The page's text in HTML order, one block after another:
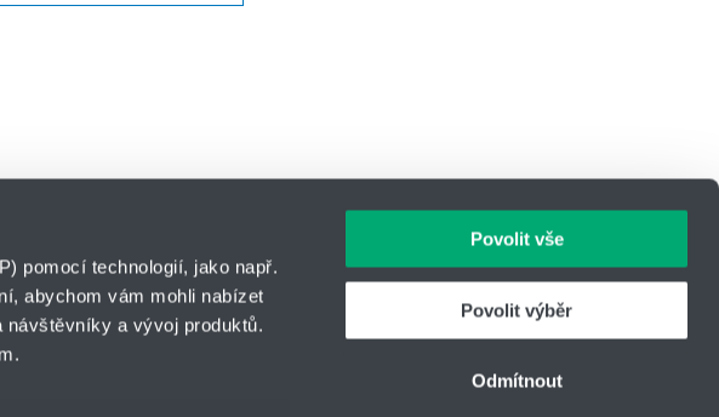
pomocí technologií, jako např.
abychom vám mohli nabízet
návštěvníky a vývoj produktů.
Povolit vše
Povolit výběr
Odmítnout
HYDRO-TECH
s.r.o.
9
IČO: 14869446
+420 416 711 222